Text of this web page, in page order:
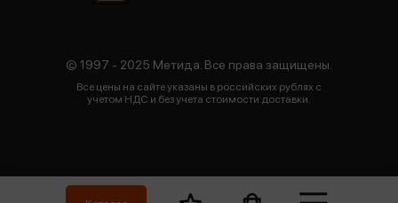
© 1997 - 2025 Метида. Все права защищены.
Все цены на сайте указаны в российских рублях с
учетом НДС и без учета стоимости доставки.